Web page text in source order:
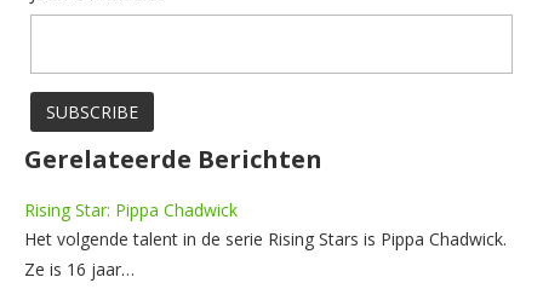
Gerelateerde Berichten
Rising Star: Pippa Chadwick
Het volgende talent in de serie Rising Stars is Pippa Chadwick.
Ze is 16 jaar…